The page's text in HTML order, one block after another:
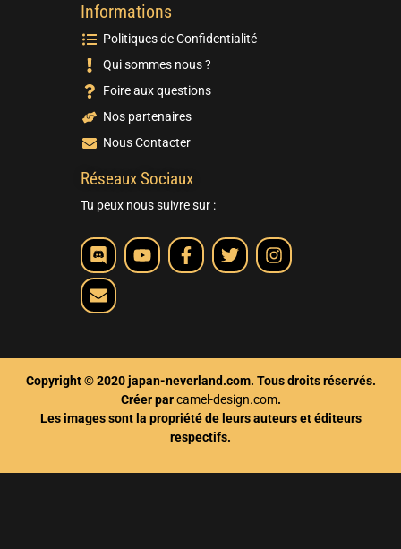
Informations
Politiques de Confidentialité
Qui sommes nous ?
Foire aux questions
Nos partenaires
Nous Contacter
Réseaux Sociaux
Tu peux nous suivre sur :
Copyright © 2020 japan-neverland.com. Tous droits réservés.
Créer parcamel-design.com.
Les images sont la propriété de leurs auteurs et éditeurs
respectifs.